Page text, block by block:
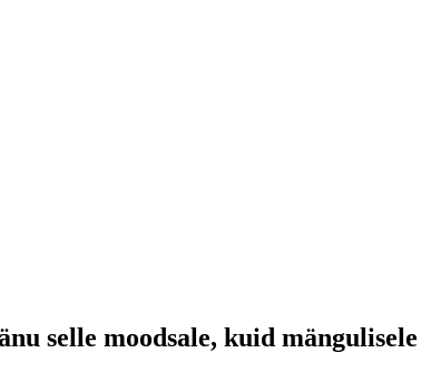
selle moodsale, kuid